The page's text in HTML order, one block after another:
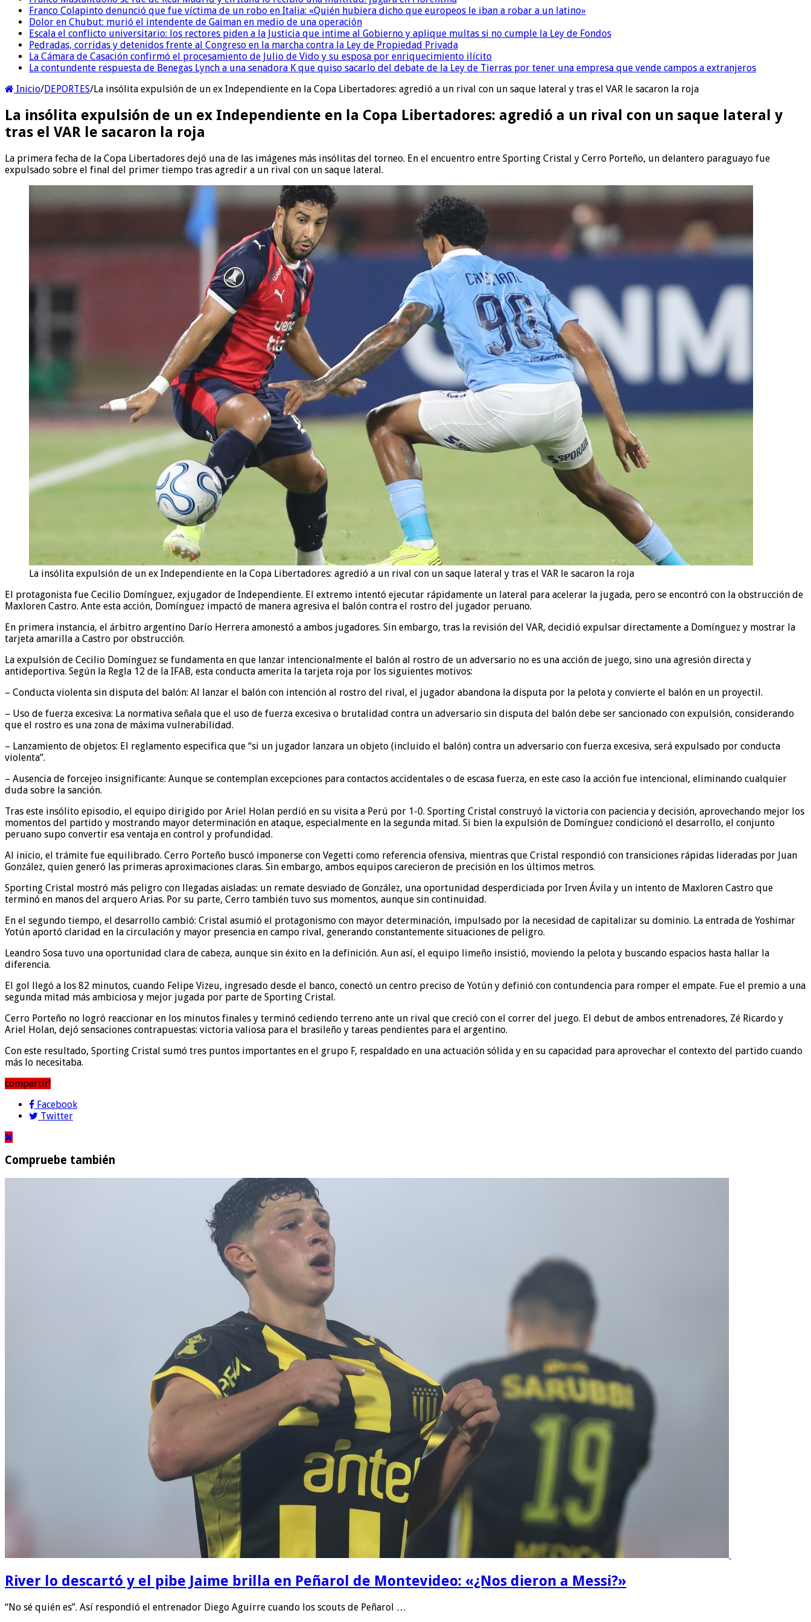
Franco Colapinto denunció que fue víctima de un robo en Italia: «Quién hubiera dicho que europeos le iban a robar a un latino»
Dolor en Chubut: murió el intendente de Gaiman en medio de una operación
Escala el conflicto universitario: los rectores piden a la Justicia que intime al Gobierno y aplique multas si no cumple la Ley de Fondos
Pedradas, corridas y detenidos frente al Congreso en la marcha contra la Ley de Propiedad Privada
La Cámara de Casación confirmó el procesamiento de Julio de Vido y su esposa por enriquecimiento ilícito
La contundente respuesta de Benegas Lynch a una senadora K que quiso sacarlo del debate de la Ley de Tierras por tener una empresa que vende campos a extranjeros
Inicio/DEPORTES/La insólita expulsión de un ex Independiente en la Copa Libertadores: agredió a un rival con un saque lateral y tras el VAR le sacaron la roja
La insólita expulsión de un ex Independiente en la Copa Libertadores: agredió a un rival con un saque lateral y
tras el VAR le sacaron la roja
La primera fecha de la Copa Libertadores dejó una de las imágenes más insólitas del torneo. En el encuentro entre Sporting Cristal y Cerro Porteño, un delantero paraguayo fue
expulsado sobre el final del primer tiempo tras agredir a un rival con un saque lateral.
La insólita expulsión de un ex Independiente en la Copa Libertadores: agredió a un rival con un saque lateral y tras el VAR le sacaron la roja
El protagonista fue Cecilio Domínguez, exjugador de Independiente. El extremo intentó ejecutar rápidamente un lateral para acelerar la jugada, pero se encontró con la obstrucción de
Maxloren Castro. Ante esta acción, Domínguez impactó de manera agresiva el balón contra el rostro del jugador peruano.
En primera instancia, el árbitro argentino Darío Herrera amonestó a ambos jugadores. Sin embargo, tras la revisión del VAR, decidió expulsar directamente a Domínguez y mostrar la
tarjeta amarilla a Castro por obstrucción.
La expulsión de Cecilio Domínguez se fundamenta en que lanzar intencionalmente el balón al rostro de un adversario no es una acción de juego, sino una agresión directa y
antideportiva. Según la Regla 12 de la IFAB, esta conducta amerita la tarjeta roja por los siguientes motivos:
– Conducta violenta sin disputa del balón: Al lanzar el balón con intención al rostro del rival, el jugador abandona la disputa por la pelota y convierte el balón en un proyectil.
– Uso de fuerza excesiva: La normativa señala que el uso de fuerza excesiva o brutalidad contra un adversario sin disputa del balón debe ser sancionado con expulsión, considerando
que el rostro es una zona de máxima vulnerabilidad.
– Lanzamiento de objetos: El reglamento especifica que “si un jugador lanzara un objeto (incluido el balón) contra un adversario con fuerza excesiva, será expulsado por conducta
violenta”.
– Ausencia de forcejeo insignificante: Aunque se contemplan excepciones para contactos accidentales o de escasa fuerza, en este caso la acción fue intencional, eliminando cualquier
duda sobre la sanción.
Tras este insólito episodio, el equipo dirigido por Ariel Holan perdió en su visita a Perú por 1-0. Sporting Cristal construyó la victoria con paciencia y decisión, aprovechando mejor los
momentos del partido y mostrando mayor determinación en ataque, especialmente en la segunda mitad. Si bien la expulsión de Domínguez condicionó el desarrollo, el conjunto
peruano supo convertir esa ventaja en control y profundidad.
Al inicio, el trámite fue equilibrado. Cerro Porteño buscó imponerse con Vegetti como referencia ofensiva, mientras que Cristal respondió con transiciones rápidas lideradas por Juan
González, quien generó las primeras aproximaciones claras. Sin embargo, ambos equipos carecieron de precisión en los últimos metros.
Sporting Cristal mostró más peligro con llegadas aisladas: un remate desviado de González, una oportunidad desperdiciada por Irven Ávila y un intento de Maxloren Castro que
terminó en manos del arquero Arias. Por su parte, Cerro también tuvo sus momentos, aunque sin continuidad.
En el segundo tiempo, el desarrollo cambió: Cristal asumió el protagonismo con mayor determinación, impulsado por la necesidad de capitalizar su dominio. La entrada de Yoshimar
Yotún aportó claridad en la circulación y mayor presencia en campo rival, generando constantemente situaciones de peligro.
Leandro Sosa tuvo una oportunidad clara de cabeza, aunque sin éxito en la definición. Aun así, el equipo limeño insistió, moviendo la pelota y buscando espacios hasta hallar la
diferencia.
El gol llegó a los 82 minutos, cuando Felipe Vizeu, ingresado desde el banco, conectó un centro preciso de Yotún y definió con contundencia para romper el empate. Fue el premio a una
segunda mitad más ambiciosa y mejor jugada por parte de Sporting Cristal.
Cerro Porteño no logró reaccionar en los minutos finales y terminó cediendo terreno ante un rival que creció con el correr del juego. El debut de ambos entrenadores, Zé Ricardo y
Ariel Holan, dejó sensaciones contrapuestas: victoria valiosa para el brasileño y tareas pendientes para el argentino.
Con este resultado, Sporting Cristal sumó tres puntos importantes en el grupo F, respaldado en una actuación sólida y en su capacidad para aprovechar el contexto del partido cuando
más lo necesitaba.
compartir!
Facebook
Twitter
Compruebe también
River lo descartó y el pibe Jaime brilla en Peñarol de Montevideo: «¿Nos dieron a Messi?»
“No sé quién es”. Así respondió el entrenador Diego Aguirre cuando los scouts de Peñarol …